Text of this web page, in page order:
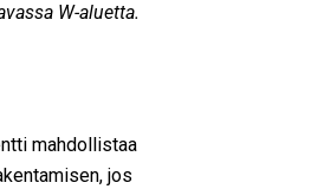
W-aluetta.
mahdollistaa
jos